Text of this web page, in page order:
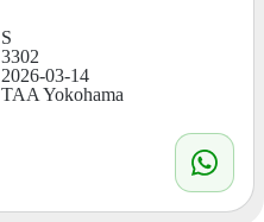
S
3302
2026-03-14
TAA Yokohama